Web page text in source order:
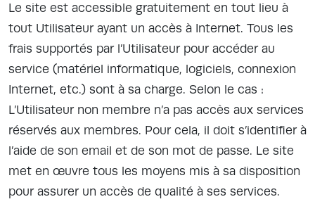
Le site est accessible gratuitement en tout lieu à
tout Utilisateur ayant un accès à Internet. Tous les
frais supportés par l’Utilisateur pour accéder au
service (matériel informatique, logiciels, connexion
Internet, etc.) sont à sa charge. Selon le cas :
L’Utilisateur non membre n’a pas accès aux services
réservés aux membres. Pour cela, il doit s’identifier à
l’aide de son email et de son mot de passe. Le site
met en œuvre tous les moyens mis à sa disposition
pour assurer un accès de qualité à ses services.